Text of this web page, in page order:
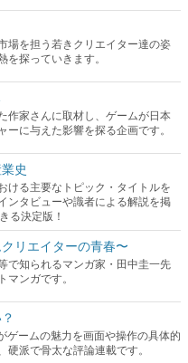
作家さんに取材し、ゲームが日本
に与えた影響を探る企画です。
史
ける主要なトピック・タイトルを
タビューや識者による解説を掲
リエイターの青春〜
で知られるマンガ家・田中圭一先
マンガです。
ゲームの魅力を画面や操作の具体的
派で骨太な評論連載です。
ス」… ゲームにまつわる言葉の起
ター文化史研究家・タイニーP氏